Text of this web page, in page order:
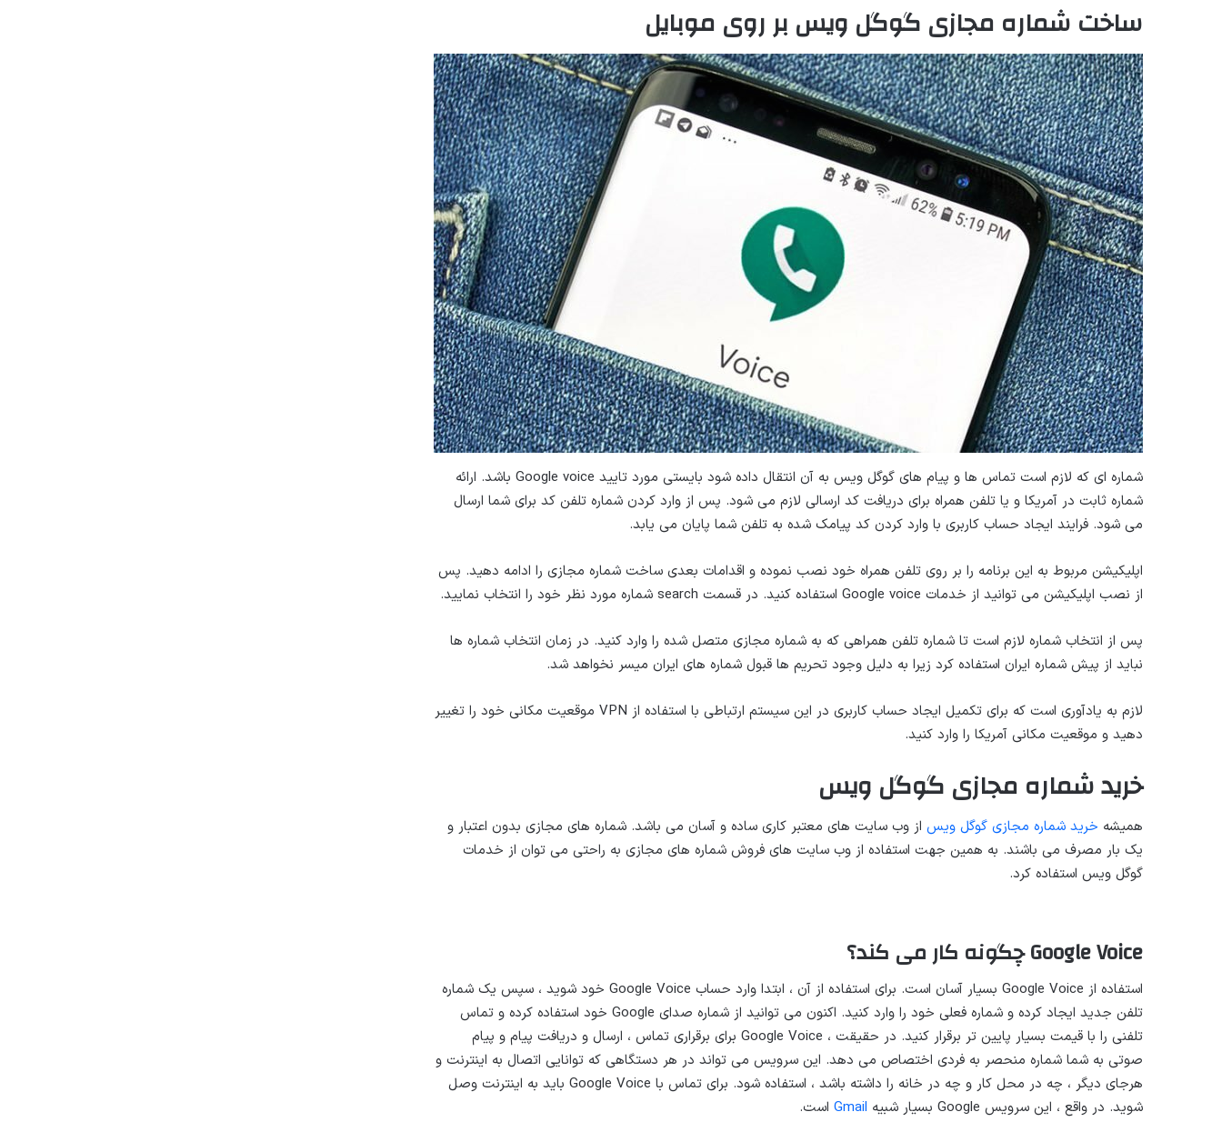
ساخت شماره مجازی گوگل ویس بر روی موبایل
شماره ای که لازم است تماس ها و پیام های گوگل ویس به آن انتقال داده شود بایستی مورد تایید Google voice باشد. ارائه
شماره ثابت در آمریکا و یا تلفن همراه برای دریافت کد ارسالی لازم می شود. پس از وارد کردن شماره تلفن کد برای شما ارسال
می شود. فرایند ایجاد حساب کاربری با وارد کردن کد پیامک شده به تلفن شما پایان می یابد.
اپلیکیشن مربوط به این برنامه را بر روی تلفن همراه خود نصب نموده و اقدامات بعدی ساخت شماره مجازی را ادامه دهید. پس
از نصب اپلیکیشن می توانید از خدمات Google voice استفاده کنید. در قسمت search شماره مورد نظر خود را انتخاب نمایید.
پس از انتخاب شماره لازم است تا شماره تلفن همراهی که به شماره مجازی متصل شده را وارد کنید. در زمان انتخاب شماره ها
نباید از پیش شماره ایران استفاده کرد زیرا به دلیل وجود تحریم ها قبول شماره های ایران میسر نخواهد شد.
لازم به یادآوری است که برای تکمیل ایجاد حساب کاربری در این سیستم ارتباطی با استفاده از VPN موقعیت مکانی خود را تغییر
دهید و موقعیت مکانی آمریکا را وارد کنید.
خرید شماره مجازی گوگل ویس
همیشه خرید شماره مجازی گوگل ویس از وب سایت های معتبر کاری ساده و آسان می باشد. شماره های مجازی بدون اعتبار و
یک بار مصرف می باشند. به همین جهت استفاده از وب سایت های فروش شماره های مجازی به راحتی می توان از خدمات
گوگل ویس استفاده کرد.
Google Voice چگونه کار می کند؟
استفاده از Google Voice بسیار آسان است. برای استفاده از آن ، ابتدا وارد حساب Google Voice خود شوید ، سپس یک شماره
تلفن جدید ایجاد کرده و شماره فعلی خود را وارد کنید. اکنون می توانید از شماره صدای Google خود استفاده کرده و تماس
تلفنی را با قیمت بسیار پایین تر برقرار کنید. در حقیقت ، Google Voice برای برقراری تماس ، ارسال و دریافت پیام و پیام
صوتی به شما شماره منحصر به فردی اختصاص می دهد. این سرویس می تواند در هر دستگاهی که توانایی اتصال به اینترنت و
هرجای دیگر ، چه در محل کار و چه در خانه را داشته باشد ، استفاده شود. برای تماس با Google Voice باید به اینترنت وصل
شوید. در واقع ، این سرویس Google بسیار شبیه
Gmail است.